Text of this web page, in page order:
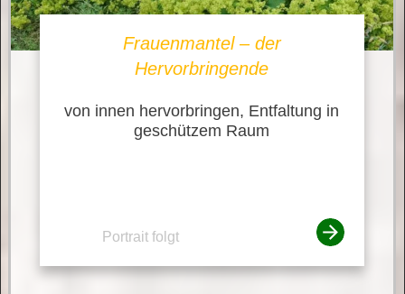
Frauenmantel – der
Hervorbringende
von innen hervorbringen, Entfaltung in
geschützem Raum
Portrait folgt